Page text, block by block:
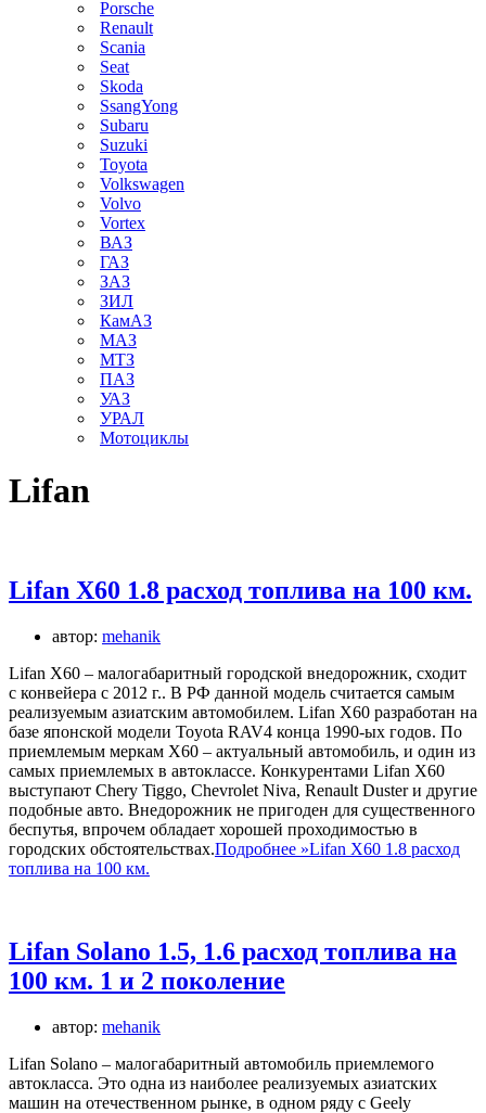
Porsche
Renault
Scania
Seat
Skoda
SsangYong
Subaru
Suzuki
Toyota
Volkswagen
Volvo
Vortex
ВАЗ
ГАЗ
ЗАЗ
ЗИЛ
КамАЗ
МАЗ
МТЗ
ПАЗ
УАЗ
УРАЛ
Мотоциклы
Lifan
Lifan X60 1.8 расход топлива на 100 км.
автор: mehanik
Lifan X60 – малогабаритный городской внедорожник, сходит
с конвейера с 2012 г.. В РФ данной модель считается самым
реализуемым азиатским автомобилем. Lifan X60 разработан на
базе японской модели Toyota RAV4 конца 1990-ых годов. По
приемлемым меркам X60 – актуальный автомобиль, и один из
самых приемлемых в автоклассе. Конкурентами Lifan X60
выступают Chery Tiggo, Chevrolet Niva, Renault Duster и другие
подобные авто. Внедорожник не пригоден для существенного
беспутья, впрочем обладает хорошей проходимостью в
городских обстоятельствах.Подробнее »Lifan X60 1.8 расход
топлива на 100 км.
Lifan Solano 1.5, 1.6 расход топлива на
100 км. 1 и 2 поколение
автор: mehanik
Lifan Solano – малогабаритный автомобиль приемлемого
автокласса. Это одна из наиболее реализуемых азиатских
машин на отечественном рынке, в одном ряду с Geely